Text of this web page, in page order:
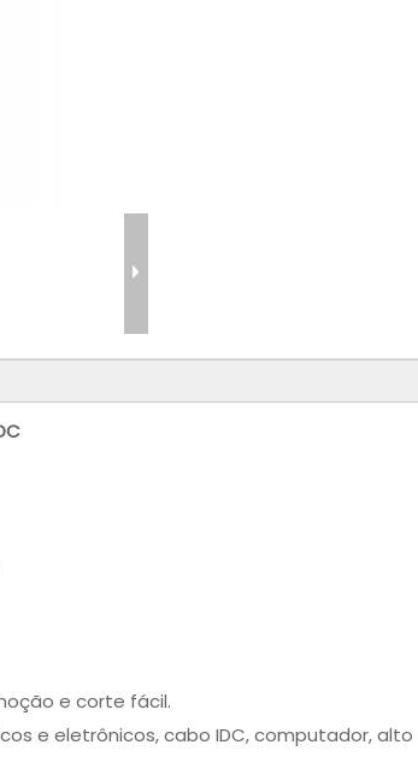
e corte fácil.
e eletrônicos, cabo IDC, computador,